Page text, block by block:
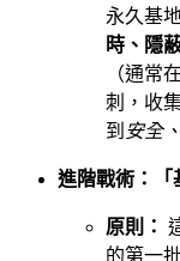
永久基
時、隱
（通常
刺，收
到 安全
進階戰術：「
原則：
的第一